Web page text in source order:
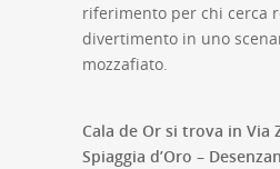
riferimento per chi cerca
divertimento in uno
mozzafiato.
Cala de Or si trova in Via
Spiaggia d’Oro –